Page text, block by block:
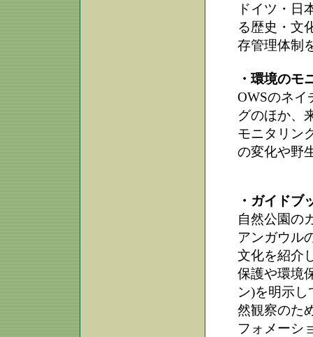
ドイツ・日
る歴史・文
存管理体制
・環境のモ
OWSのネイ
グのほか、
モニタリン
の変化や野
・ガイドブ
自然公園の
アンガウル
文化を紹介
保護や環境
ン)を明示
然観察のた
フォメーシ